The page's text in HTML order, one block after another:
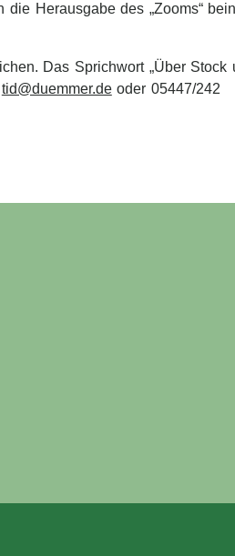
Herausgabe des „Zooms“
Das Sprichwort „Über Stock
tid@duemmer.deoder 05447/242